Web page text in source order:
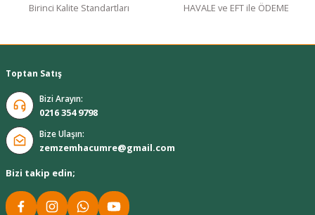
Birinci Kalite Standartları HAVALE ve EFT ile ÖDEME
Toptan Satış
Bizi Arayın:
0216 354 9798
Bize Ulaşın:
zemzemhacumre@gmail.com
Bizi takip edin;